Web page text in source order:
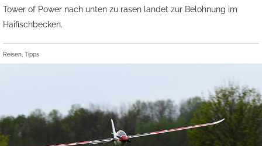
Tower of Power nach unten zu rasen landet zur Belohnung im
Haifischbecken.
Reisen, Tipps